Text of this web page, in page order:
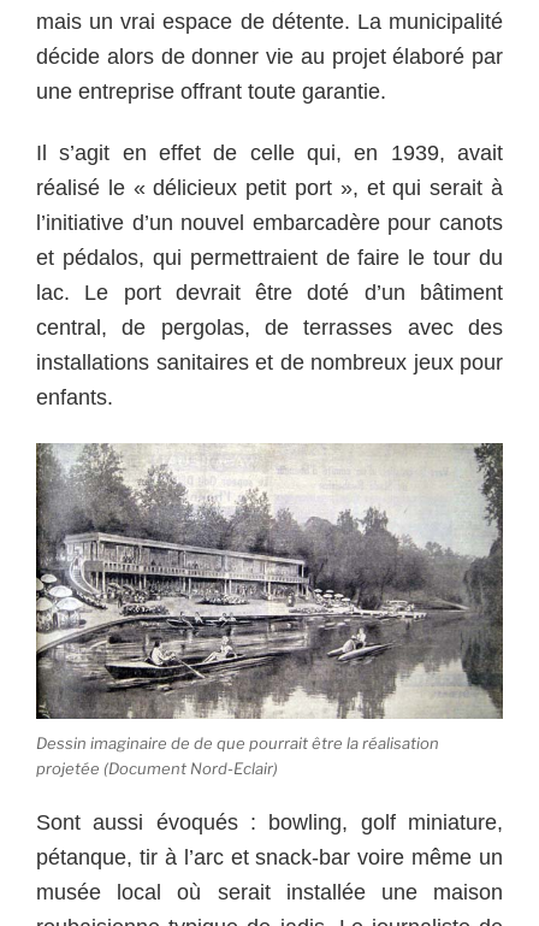
mais un vrai espace de détente. La municipalité
décide alors de donner vie au projet élaboré par
une entreprise offrant toute garantie.
Il s’agit en effet de celle qui, en 1939, avait
réalisé le « délicieux petit port », et qui serait à
l’initiative d’un nouvel embarcadère pour canots
et pédalos, qui permettraient de faire le tour du
lac. Le port devrait être doté d’un bâtiment
central, de pergolas, de terrasses avec des
installations sanitaires et de nombreux jeux pour
enfants.
Dessin imaginaire de de que pourrait être la réalisation
projetée (Document Nord-Eclair)
Sont aussi évoqués : bowling, golf miniature,
pétanque, tir à l’arc et snack-bar voire même un
musée local où serait installée une maison